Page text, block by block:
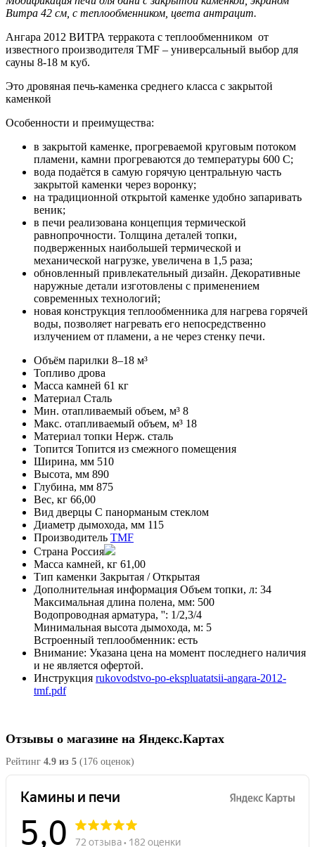
Витра 42 см, с теплообменником, цвета антрацит.
Ангара 2012 ВИТРА терракота с теплообменником от
известного производителя TMF – универсальный выбор для
сауны 8-18 м куб.
Это дровяная печь-каменка среднего класса с закрытой
каменкой
Особенности и преимущества:
в закрытой каменке, прогреваемой круговым потоком
пламени, камни прогреваются до температуры 600 С;
вода подаётся в самую горячую центральную часть
закрытой каменки через воронку;
на традиционной открытой каменке удобно запаривать
веник;
в печи реализована концепция термической
равнопрочности. Толщина деталей топки,
подверженных наибольшей термической и
механической нагрузке, увеличена в 1,5 раза;
обновленный привлекательный дизайн. Декоративные
наружные детали изготовлены с применением
современных технологий;
новая конструкция теплообменника для нагрева горячей
воды, позволяет нагревать его непосредственно
излучением от пламени, а не через стенку печи.
Объём парилки 8–18 м³
Топливо дрова
Масса камней 61 кг
Материал Сталь
Мин. отапливаемый объем, м³ 8
Макс. отапливаемый объем, м³ 18
Материал топки Нерж. сталь
Топится Топится из смежного помещения
Ширина, мм 510
Высота, мм 890
Глубина, мм 875
Вес, кг 66,00
Вид дверцы С панорманым стеклом
Диаметр дымохода, мм 115
Производитель TMF
Страна Россия
Масса камней, кг 61,00
Тип каменки Закрытая / Открытая
Дополнительная информация Объем топки, л: 34
Максимальная длина полена, мм: 500
Водопроводная арматура, '': 1/2,3/4
Минимальная высота дымохода, м: 5
Встроенный теплообменник: есть
Внимание: Указана цена на момент последнего наличия
и не является офертой.
Инструкция rukovodstvo-po-ekspluatatsii-angara-2012-
tmf.pdf
Отзывы о магазине на Яндекс.Картах
Рейтинг 4.9 из 5 (176 оценок)